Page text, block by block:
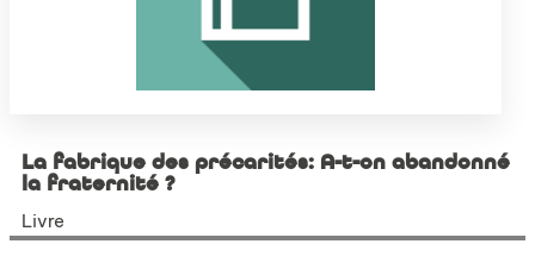
La fabrique des précarités: A-t-on abandonné
la fraternité ?
Livre